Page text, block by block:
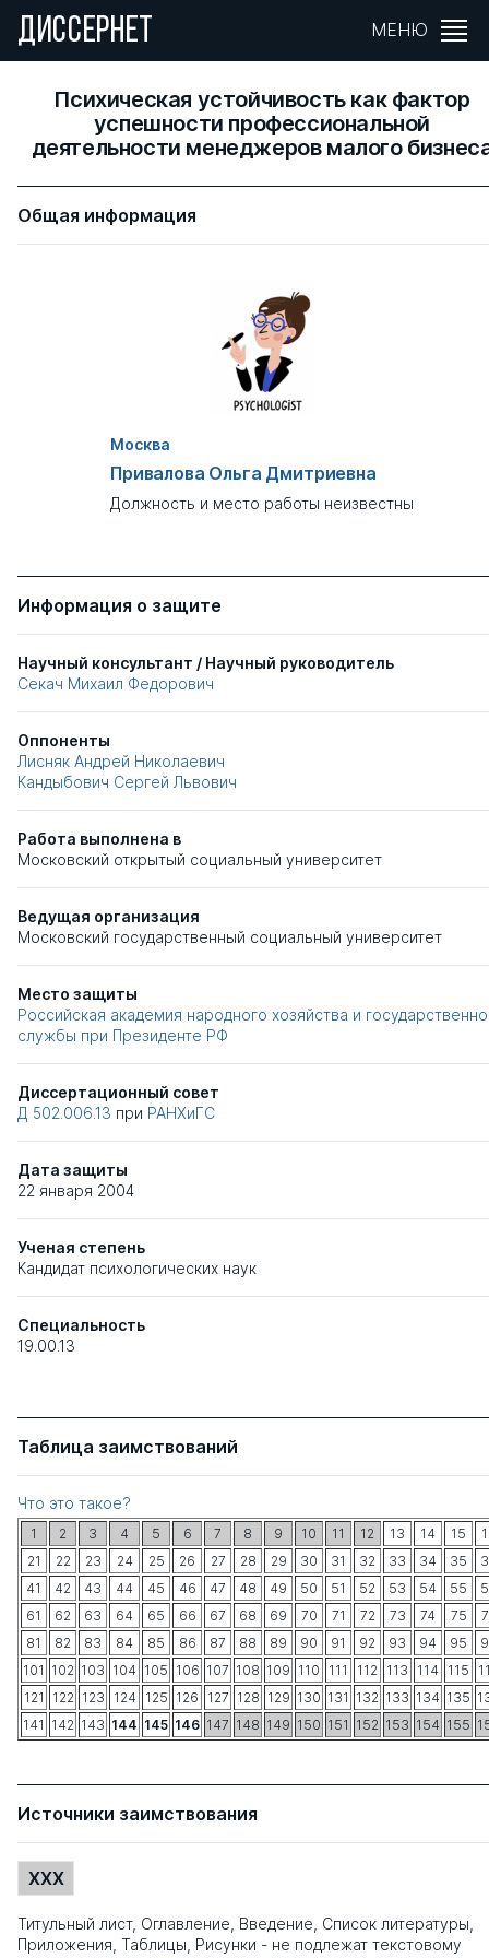
ДИССЕРНЕТ МЕНЮ
Психическая устойчивость как фактор
успешности профессиональной
деятельности менеджеров малого
Общая информация
Москва
Привалова Ольга Дмитриевна
Должность и место работы неизвестны
Информация о защите
Научный консультант / Научный руководитель
Секач Михаил Федорович
Оппоненты
Лисняк Андрей Николаевич
Кандыбович Сергей Львович
Работа выполнена в
Московский открытый социальный университет
Ведущая организация
Московский государственный социальный университет
Место защиты
Российская академия народного хозяйства и
службы при Президенте РФ
Диссертационный совет
Д 502.006.13 при РАНХиГС
Дата защиты
22 января 2004
Ученая степень
Кандидат психологических наук
Специальность
19.00.13
Таблица заимствований
Что это такое?
1 2 3 4 5 6 7 8 9 10 11 12 13 14 15
21
22 23 24 25 26 27 28 29 30 31 32 33 34 35
41
42 43 44 45 46 47 48 49 50 51 52 53 54 55
61
62 63 64 65 66 67 68 69 70 71 72 73 74 75
81
82 83 84 85 86 87 88 89 90 91 92 93 94 95
101 102 103 104 105 106 107 108 109 110 111 112 113 114 115
121
122 123 124 125 126 127 128 129 130 131 132 133 134 135
141 142 143 144 145 146 147 148 149 150 151 152 153 154 155
Источники заимствования
XXX
Титульный лист, Оглавление, Введение, Список литературы,
Приложения, Таблицы, Рисунки - не подлежат текстовому